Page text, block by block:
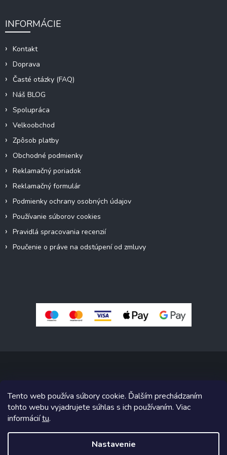
Tento web používa súbory cookie. Ďalším prechádzaním
tohto webu vyjadrujete súhlas s ich používaním. Viac
informáciítu.
Nastavenie
INFORMÁCIE
Kontakt
Doprava
Časté otázky (FAQ)
Náš BLOG
Spolupráca
Velkoobchod
Zpôsob platby
Obchodné podmienky
Reklamačný poriadok
Reklamačný formulár
Podmienky ochrany osobných údajov
Používanie súborov cookies
Pravidlá spracovania recenzií
Poučenie o práve na odstúpení od zmluvy
Copyright 2026 Pivné sety, stoly, lavice . Všetky práva vyhradené.
Upraviť nastavenie cookies
Grafický návrh vytvoril a na Shoptet implementoval
Shoptetak.cz.